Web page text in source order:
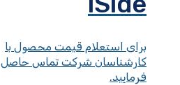
برای استعلام قیمت محصول با
کارشناسان شرکت تماس حاصل
فرمایید.